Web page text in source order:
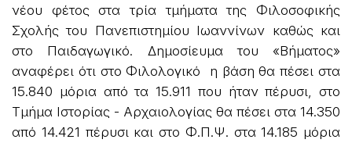
νέου φέτος στα τρία τμήματα της Φιλοσοφικής
Σχολής του Πανεπιστημίου Ιωαννίνων καθώς και
στο Παιδαγωγικό. Δημοσίευμα του «Βήματος»
αναφέρει ότι στο Φιλολογικό η βάση θα πέσει στα
15.840 μόρια από τα 15.911 που ήταν πέρυσι, στο
Τμήμα Ιστορίας - Αρχαιολογίας θα πέσει στα 14.350
από 14.421 πέρυσι και στο Φ.Π.Ψ. στα 14.185 μόρια